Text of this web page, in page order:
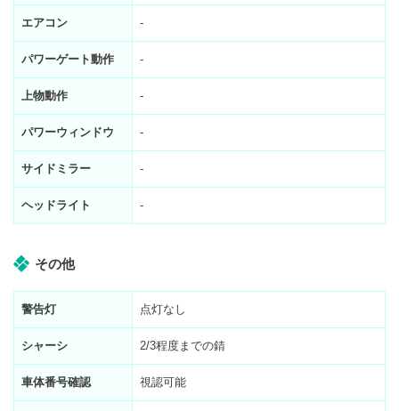
エアコン -
パワーゲート動作 -
上物動作 -
パワーウィンドウ -
サイドミラー -
ヘッドライト -
その他
警告灯 点灯なし
シャーシ 2/3程度までの錆
車体番号確認 視認可能